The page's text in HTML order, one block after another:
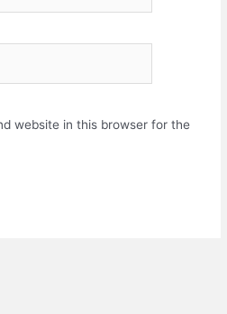
website in this browser for the